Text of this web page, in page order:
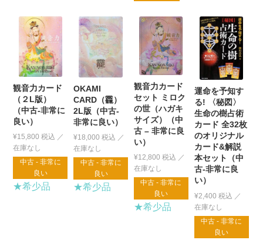
観音力カード
（２L版）
（中古-非常に
良い）
¥15,800 税込
中古 - 非常に
良い
★希少品
OKAMI
CARD（龗）
2L版（中古-
非常に良い）
¥18,000 税込
中古 - 非常に
良い
★希少品
観音力カード
セット ミロク
の世（ハガキ
サイズ）（中
古 – 非常に良
い）
¥12,800 税込
中古 - 非常に
良い
★希少品
運命を予知す
る! 〈秘図〉
生命の樹占術
カード 全32枚
のオリジナル
カード&解説
本セット（中
古-非常に良
い）
¥2,400 税込
中古 - 非常に
良い